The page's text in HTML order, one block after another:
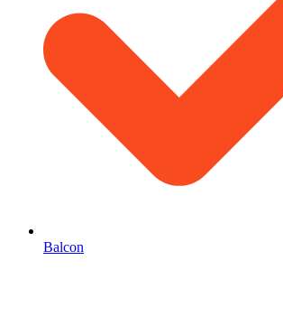
Balcon